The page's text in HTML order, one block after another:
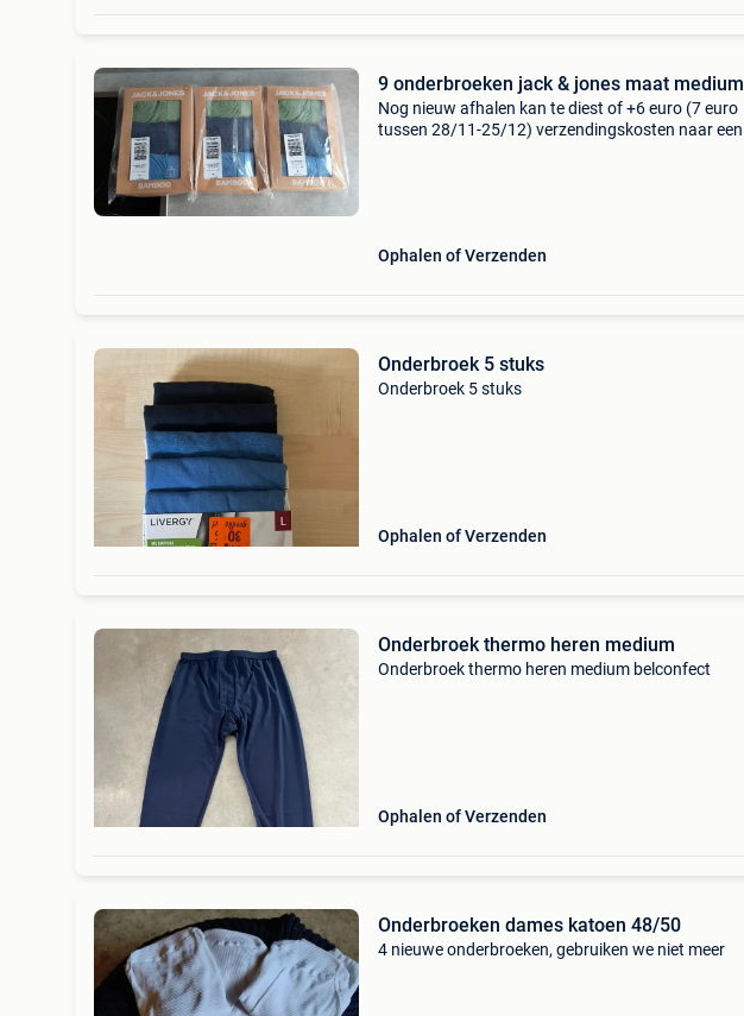
9 onderbroeken jack & jones maat medium
Nog nieuw afhalen kan te diest of +6 euro (7 euro
tussen 28/11-25/12) verzendingskosten naar een
Ophalen of Verzenden
Onderbroek 5 stuks
Onderbroek 5 stuks
Ophalen of Verzenden
Onderbroek thermo heren medium
Onderbroek thermo heren medium belconfect
Ophalen of Verzenden
Onderbroeken dames katoen 48/50
4 nieuwe onderbroeken, gebruiken we niet meer